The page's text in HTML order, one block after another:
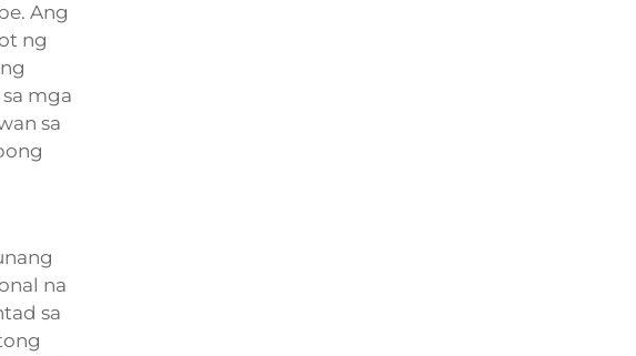
Ang
ng
mga
sa
na
sa